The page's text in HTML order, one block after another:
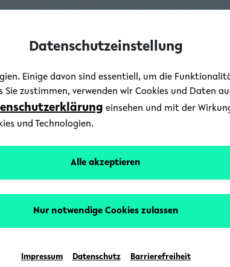
Datenschutzeinstellung
Einige davon sind essentiell, um die
Sie zustimmen, verwenden wir Cookies und Daten
einsehen und mit der
und Technologien.
Alle akzeptieren
Nur notwendige Cookies zulassen
Impressum Datenschutz Barrierefreiheit